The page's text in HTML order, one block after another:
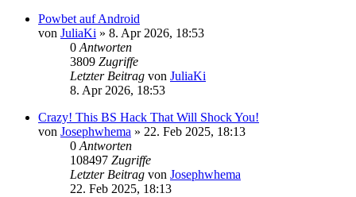
Powbet auf Android
von JuliaKi » 8. Apr 2026, 18:53
0Antworten
3809 Zugriffe
Letzter Beitrag von JuliaKi
8. Apr 2026, 18:53
Crazy! This BS Hack That Will Shock You!
von Josephwhema » 22. Feb 2025, 18:13
0Antworten
108497 Zugriffe
Letzter Beitrag von Josephwhema
22. Feb 2025, 18:13